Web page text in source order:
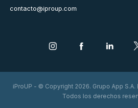
contacto@iproup.com
iProUP - © Copyright 2026. Grupo App S.A.
Todos los derechos